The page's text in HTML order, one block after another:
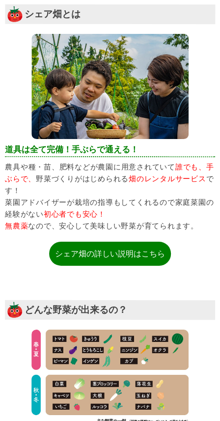
シェア畑とは
道具は全て完備！手ぶらで通える！
農具や種・苗、肥料などが農園に用意されていて誰でも、手
ぶらで、 野菜づくりがはじめられる畑のレンタルサービス で
す！
菜園アドバイザーが栽培の指導もしてくれるので家庭菜園の
経験がない初心者でも安心！
無農薬なので、安心して美味しい野菜が育てられます。
シェア畑の詳しい説明はこちら
どんな野菜が出来るの？